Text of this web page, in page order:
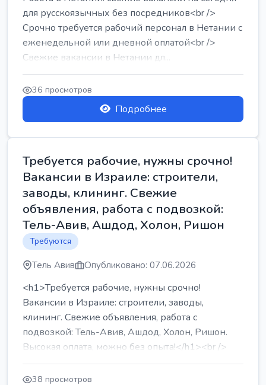
для русскоязычных без посредников<br />
Срочно требуется рабочий персонал в Нетании с
еженедельной или дневной оплатой<br />
Свежие вакансии в Нетании дл...
36 просмотров
Подробнее
Требуется рабочие, нужны срочно!
Вакансии в Израиле: строители,
заводы, клининг. Свежие
объявления, работа с подвозкой:
Тель-Авив, Ашдод, Холон, Ришон
Требуются
Тель Авив Опубликовано: 07.06.2026
<h1>Требуется рабочие, нужны срочно!
Вакансии в Израиле: строители, заводы,
клининг. Свежие объявления, работа с
подвозкой: Тель-Авив, Ашдод, Холон, Ришон.
Высокая оплата, можно без опыта!</h1><br />
...
38 просмотров